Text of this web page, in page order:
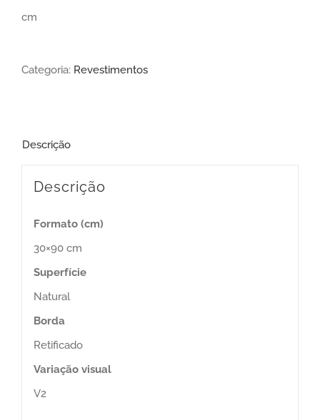
cm
Categoria: Revestimentos
Descrição
Descrição
Formato (cm)
30×90 cm
Superfície
Natural
Borda
Retificado
Variação visual
V2